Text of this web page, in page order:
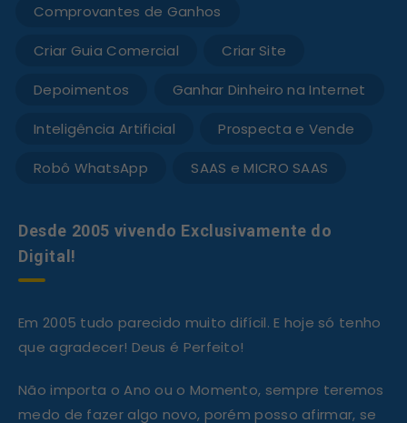
Comprovantes de Ganhos
Criar Guia Comercial Criar Site
Depoimentos Ganhar Dinheiro na Internet
Inteligência Artificial Prospecta e Vende
Robô WhatsApp SAAS e MICRO SAAS
Desde 2005 vivendo Exclusivamente do
Digital!
Em 2005 tudo parecido muito difícil. E hoje só tenho
que agradecer! Deus é Perfeito!
Não importa o Ano ou o Momento, sempre teremos
medo de fazer algo novo, porém posso afirmar, se